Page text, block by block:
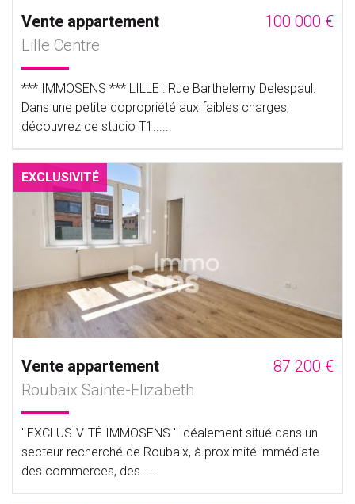
Vente appartement
100 000 €
Lille Centre
*** IMMOSENS *** LILLE : Rue Barthelemy Delespaul.
Dans une petite copropriété aux faibles charges,
découvrez ce studio T1......
EXCLUSIVITÉ
Vente appartement
87 200 €
Roubaix Sainte-Elizabeth
' EXCLUSIVITÉ IMMOSENS ' Idéalement situé dans un
secteur recherché de Roubaix, à proximité immédiate
des commerces, des......